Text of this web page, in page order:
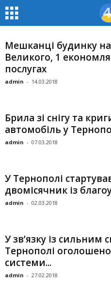
Мешканці будинку
Великого, 1
послугах
admin - 14.03.2018
Брила зі снігу та
автомобіль у
admin - 07.03.2018
У Тернополі
двомісячник із
admin - 02.03.2018
У зв’язку із сильним
Тернополі
системи...
admin - 27.02.2018